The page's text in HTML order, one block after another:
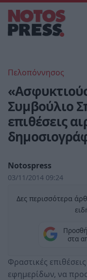
Πελοπόννησος
Συμβούλιο
επιθέσεις
Notospress
03/11/2014 09:24
Δες περισσότερα
στα
Φραστικές
εφημερίδων, να